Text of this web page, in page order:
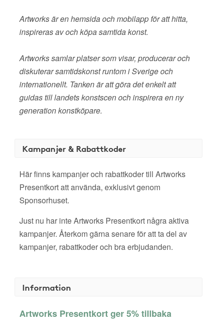
Artworks är en hemsida och mobilapp för att hitta,
inspireras av och köpa samtida konst.
Artworks samlar platser som visar, producerar och
diskuterar samtidskonst runtom i Sverige och
internationellt. Tanken är att göra det enkelt att
guidas till landets konstscen och inspirera en ny
generation konstköpare.
Kampanjer & Rabattkoder
Här finns kampanjer och rabattkoder till Artworks
Presentkort att använda, exklusivt genom
Sponsorhuset.
Just nu har inte Artworks Presentkort några aktiva
kampanjer. Återkom gärna senare för att ta del av
kampanjer, rabattkoder och bra erbjudanden.
Information
Artworks Presentkort ger 5% tillbaka